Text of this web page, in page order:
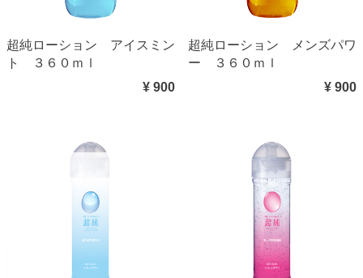
超純ローション アイスミン
ト ３６０ｍｌ
¥ 900
超純ローション メンズパワ
ー ３６０ｍｌ
¥ 900